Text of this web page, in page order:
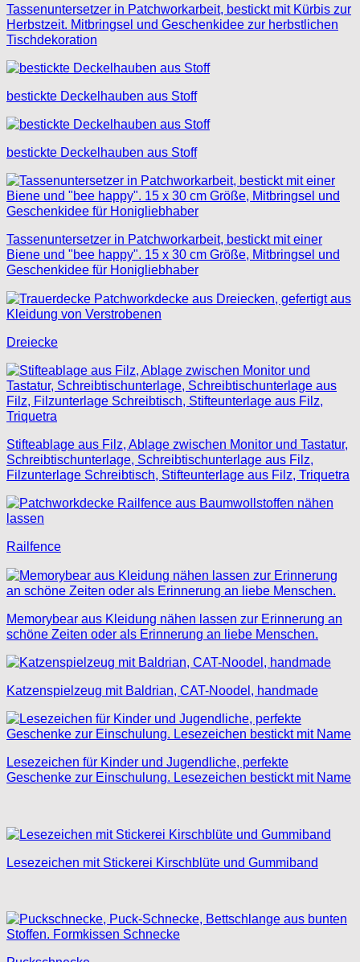
Tassenuntersetzer in Patchworkarbeit, bestickt mit Kürbis zur
Herbstzeit. Mitbringsel und Geschenkidee zur herbstlichen
Tischdekoration
bestickte Deckelhauben aus Stoff
bestickte Deckelhauben aus Stoff
Tassenuntersetzer in Patchworkarbeit, bestickt mit einer
Biene und "bee happy". 15 x 30 cm Größe, Mitbringsel und
Geschenkidee für Honigliebhaber
Dreiecke
Stifteablage aus Filz, Ablage zwischen Monitor und Tastatur,
Schreibtischunterlage, Schreibtischunterlage aus Filz,
Filzunterlage Schreibtisch, Stifteunterlage aus Filz, Triquetra
Railfence
Memorybear aus Kleidung nähen lassen zur Erinnerung an
schöne Zeiten oder als Erinnerung an liebe Menschen.
Katzenspielzeug mit Baldrian, CAT-Noodel, handmade
Lesezeichen für Kinder und Jugendliche, perfekte
Geschenke zur Einschulung. Lesezeichen bestickt mit Name
Lesezeichen mit Stickerei Kirschblüte und Gummiband